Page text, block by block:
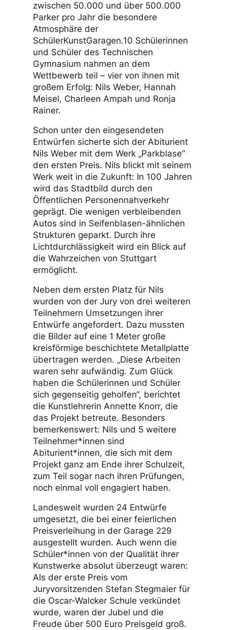
zwischen 50.000 und über 500.000
Parker pro Jahr die besondere
Atmosphäre der
SchülerKunstGaragen.10 Schülerinnen
und Schüler des Technischen
Gymnasium nahmen an dem
Wettbewerb teil – vier von ihnen mit
großem Erfolg: Nils Weber, Hannah
Meisel, Charleen Ampah und Ronja
Rainer.
Schon unter den eingesendeten
Entwürfen sicherte sich der Abiturient
Nils Weber mit dem Werk „Parkblase“
den ersten Preis. Nils blickt mit seinem
Werk weit in die Zukunft: In 100 Jahren
wird das Stadtbild durch den
Öffentlichen Personennahverkehr
geprägt. Die wenigen verbleibenden
Autos sind in Seifenblasen-ähnlichen
Strukturen geparkt. Durch ihre
Lichtdurchlässigkeit wird ein Blick auf
die Wahrzeichen von Stuttgart
ermöglicht.
Neben dem ersten Platz für Nils
wurden von der Jury von drei weiteren
Teilnehmern Umsetzungen ihrer
Entwürfe angefordert. Dazu mussten
die Bilder auf eine 1 Meter große
kreisförmige beschichtete Metallplatte
übertragen werden. „Diese Arbeiten
waren sehr aufwändig. Zum Glück
haben die Schülerinnen und Schüler
sich gegenseitig geholfen“, berichtet
die Kunstlehrerin Annette Knorr, die
das Projekt betreute. Besonders
bemerkenswert: Nils und 5 weitere
Teilnehmer*innen sind
Abiturient*innen, die sich mit dem
Projekt ganz am Ende ihrer Schulzeit,
zum Teil sogar nach ihren Prüfungen,
noch einmal voll engagiert haben.
Landesweit wurden 24 Entwürfe
umgesetzt, die bei einer feierlichen
Preisverleihung in der Garage 229
ausgestellt wurden. Auch wenn die
Schüler*innen von der Qualität ihrer
Kunstwerke absolut überzeugt waren:
Als der erste Preis vom
Juryvorsitzenden Stefan Stegmaier für
die Oscar-Walcker Schule verkündet
wurde, waren der Jubel und die
Freude über 500 Euro Preisgeld groß.